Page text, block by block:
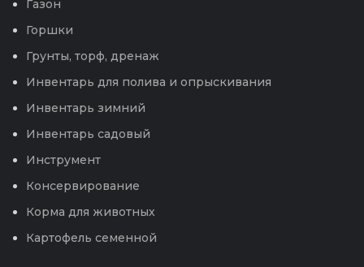
Газон
Горшки
Грунты, торф, дренаж
Инвентарь для полива и опрыскивания
Инвентарь зимний
Инвентарь садовый
Инструмент
Консервирование
Корма для животных
Картофель семенной